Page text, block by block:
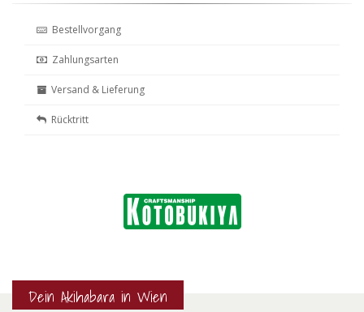
Bestellvorgang
Zahlungsarten
Versand & Lieferung
Rücktritt
Dein Akihabara in Wien